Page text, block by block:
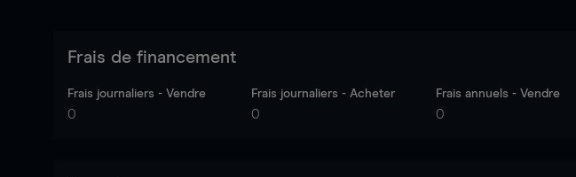
Frais de financement
Frais journaliers - Vendre
0
Frais journaliers - Acheter
0
Frais annuels - Vendre
0